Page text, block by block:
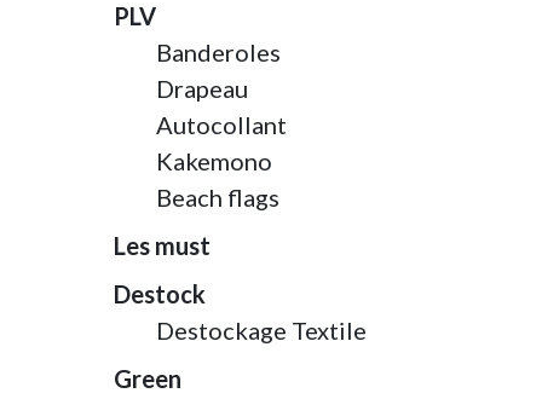
PLV
Banderoles
Drapeau
Autocollant
Kakemono
Beach flags
Les must
Destock
Destockage Textile
Green